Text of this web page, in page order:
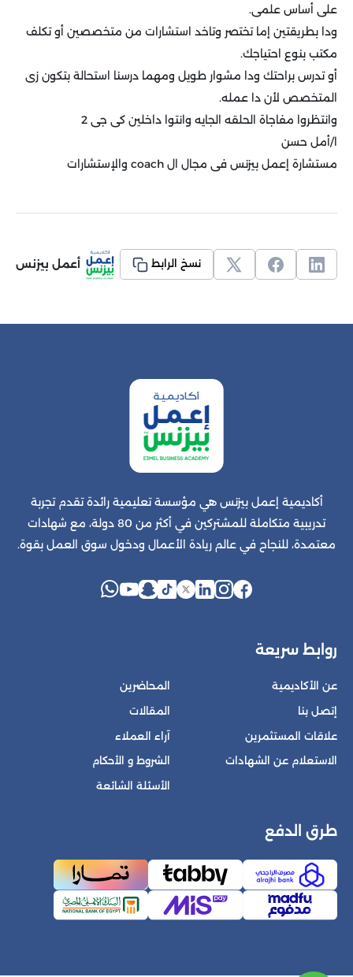
على أساس علمى.
ودا بطريقتين إما تختصر وتاخد استشارات من متخصصين أو تكلف
مكتب بنوع احتياجك.
أو تدرس براحتك ودا مشوار طويل ومهما درسنا استحالة بتكون زى
المتخصص لأن دا عمله.
وانتظروا مفاجاة الحلقه الجايه وانتوا داخلين كى جى 2
ا/أمل حسن
مستشارة إعمل بيزنس فى مجال ال coach والإستشارات
نسخ الرابط أعمل بيزنس
أكاديمية إعمل بيزنس هي مؤسسة تعليمية رائدة تقدم تجربة
تدريبية متكاملة للمشتركين في أكثر من 80 دولة، مع شهادات
معتمدة، للنجاح في عالم ريادة الأعمال ودخول سوق العمل بقوة.
روابط سريعة
عن الأكاديمية
إتصل بنا
علاقات المستثمرين
الاستعلام عن الشهادات
المحاضرين
المقالات
آراء العملاء
الشروط و الأحكام
الأسئلة الشائعة
طرق الدفع